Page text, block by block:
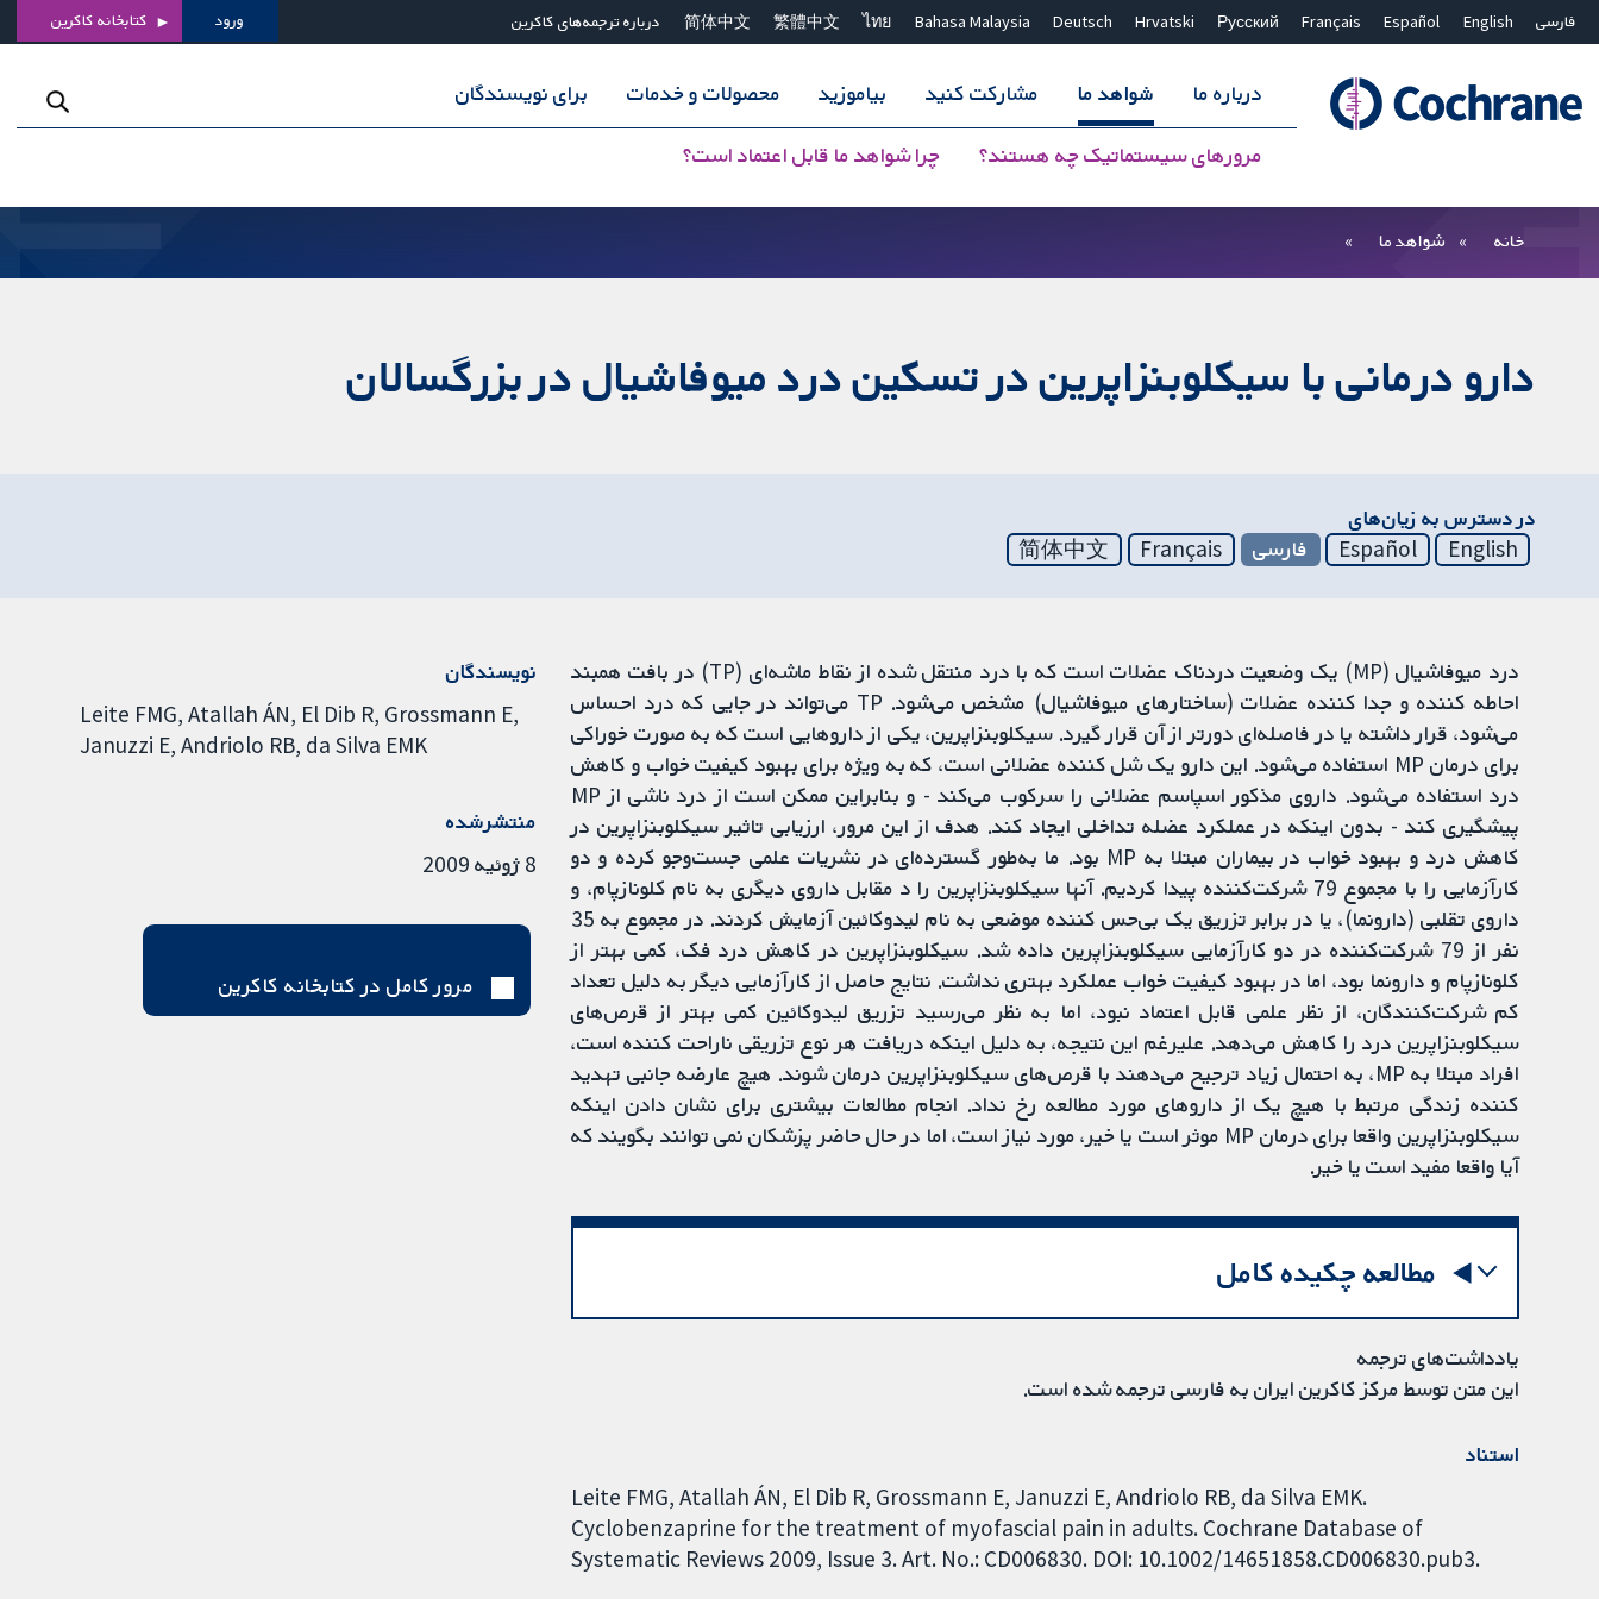
فارسی English
Español
Français
Русский
Hrvatski
Deutsch
Bahasa Malaysia
ไทย
繁體中文
简体中文 درباره ترجمه‌های کاکرین ورود کتابخانه کاکرین
درباره ما شواهد ما
مرورهای سیستماتیک چه هستند؟ چرا شواهد ما قابل اعتماد است؟
مشارکت کنید بیاموزید محصولات و خدمات برای نویسندگان
بستن جستجو ✖
خانه شواهد ما
دارو درمانی با سیکلوبنزاپرین در تسکین درد میوفاشیال در بزرگسالان
در دسترس به زیان‌های
English
Español فارسی Français
简体中文
درد میوفاشیال (MP) یک وضعیت دردناک عضلات است که با درد منتقل شده از نقاط ماشه‌ای (TP) در بافت همبند
احاطه کننده و جدا کننده عضلات (ساختارهای میوفاشیال) مشخص می‌شود. TP می‌تواند در جایی که درد احساس
می‌شود، قرار داشته یا در فاصله‌ای دورتر از آن قرار گیرد. سیکلوبنزاپرین، یکی از داروهایی است که به صورت خوراکی
برای درمان MP استفاده می‌شود. این دارو یک شل کننده عضلانی است، که به ویژه برای بهبود کیفیت خواب و کاهش
درد استفاده می‌شود. داروی مذکور اسپاسم عضلانی را سرکوب می‌کند - و بنابراین ممکن است از درد ناشی از MP
پیشگیری کند - بدون اینکه در عملکرد عضله تداخلی ایجاد کند. هدف از این مرور، ارزیابی تاثیر سیکلوبنزاپرین در
کاهش درد و بهبود خواب در بیماران مبتلا به MP بود. ما به‌طور گسترده‌ای در نشریات علمی جست‌وجو کرده و دو
کارآزمایی‌ را با مجموع 79 شرکت‌کننده پیدا کردیم. آنها سیکلوبنزاپرین را د مقابل داروی دیگری به نام کلونازپام، و
داروی تقلبی (دارونما)، یا در برابر تزریق یک بی‌حس کننده موضعی به نام لیدوکائین آزمایش کردند. در مجموع به 35
نفر از 79 شرکت‌کننده در دو کارآزمایی سیکلوبنزاپرین داده شد. سیکلوبنزاپرین در کاهش درد فک، کمی بهتر از
کلونازپام و دارونما بود، اما در بهبود کیفیت خواب عملکرد بهتری نداشت. نتایج حاصل از کارآزمایی دیگر به دلیل تعداد
کم شرکت‌کنندگان، از نظر علمی قابل اعتماد نبود، اما به نظر می‌رسید تزریق لیدوکائین کمی بهتر از قرص‌های
سیکلوبنزاپرین درد را کاهش می‌دهد. علیرغم این نتیجه، به دلیل اینکه دریافت هر نوع تزریقی ناراحت کننده است،
افراد مبتلا به MP، به احتمال زیاد ترجیح می‌دهند با قرص‌های سیکلوبنزاپرین درمان شوند. هیچ عارضه جانبی تهدید
کننده زندگی مرتبط با هیچ یک از داروهای مورد مطالعه رخ نداد. انجام مطالعات بیشتری برای نشان دادن اینکه
سیکلوبنزاپرین واقعا برای درمان MP موثر است یا خیر، مورد نیاز است، اما در حال حاضر پزشکان نمی توانند بگویند که
آیا واقعا مفید است یا خیر.
مطالعه چکیده کامل
یادداشت‌های ترجمه
این متن توسط مرکز کاکرین ایران به فارسی ترجمه شده است.
استناد
Leite FMG, Atallah ÁN, El Dib R, Grossmann E, Januzzi E, Andriolo RB, da Silva EMK.
Cyclobenzaprine for the treatment of myofascial pain in adults. Cochrane Database of
Systematic Reviews 2009, Issue 3. Art. No.: CD006830. DOI: 10.1002/14651858.CD006830.pub3.
نویسندگان
Leite FMG Atallah ÁN El Dib R Grossmann E
Januzzi E Andriolo RB da Silva EMK
منتشرشده
8 ژوئیه 2009
مرور کامل در کتابخانه کاکرین